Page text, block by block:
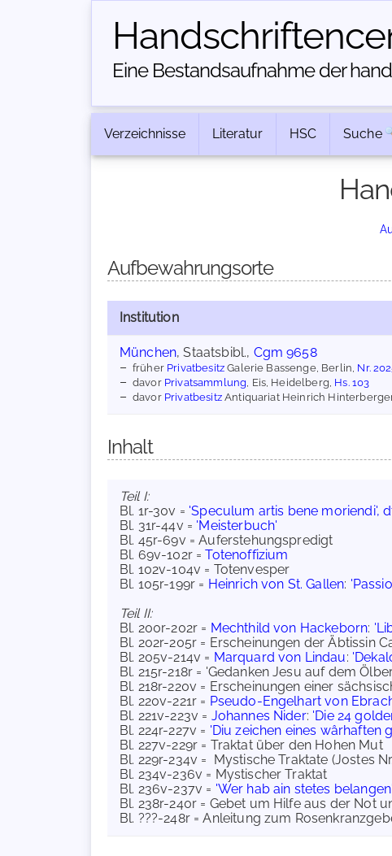
Eine Bestandsaufnahme der
Verzeichnisse Literatur HSC Suche
Aufbewahrungsorte
Institution
München, Staatsbibl., Cgm 9658
früher PrivatbesitzGalerie Bassenge, Berlin, Nr.
davor Privatsammlung , Eis, Heidelberg, Hs. 103
davor PrivatbesitzAntiquariat Heinrich
Inhalt
Teil I:
Bl. 1r-30v = 'Speculum artis bene moriendi',
Bl. 31r-44v = 'Meisterbuch'
Bl. 45r-69v = Auferstehungspredigt
Bl. 69v-102r =Totenoffizium
Bl. 102v-104v = Totenvesper
Bl. 105r-199r = Heinrich von St. Gallen:
Teil II:
Bl. 200r-202r = Mechthild von Hackeborn:
Bl. 202r-205r = Erscheinungen der Äbtissin
Bl. 205v-214v = Marquard von Lindau:
Bl. 215r-218r = 'Gedanken Jesu auf dem
Bl. 218r-220v = Erscheinungen einer
Bl. 220v-221r = Pseudo-Engelhart von
Bl. 221v-223v = Johannes Nider: 'Die 24
Bl. 224r-227v = 'Diu zeichen eines wârhaften
Bl. 227v-229r = Traktat über den Hohen Mut
Bl. 229r-234v = Mystische Traktate (Jostes
Bl. 234v-236v = Mystischer Traktat
Bl. 236v-237v = 'Wer hab ain stetes belangen'
Bl. 238r-240r = Gebet um Hilfe aus der Not
Bl. ???-248r = Anleitung zum